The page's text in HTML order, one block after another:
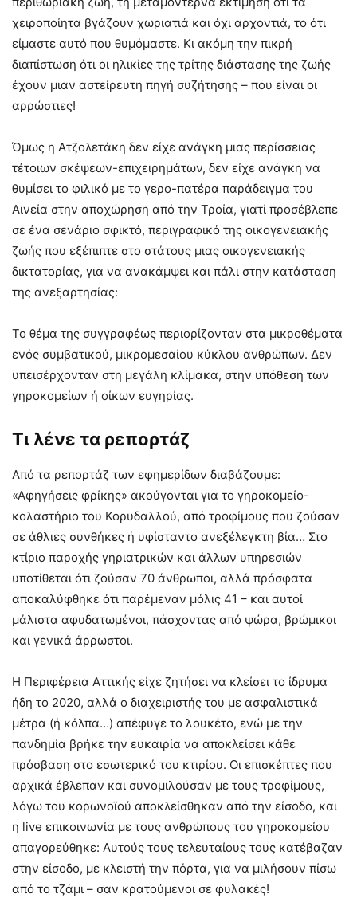
χειροποίητα βγάζουν χωριατιά και όχι αρχοντιά, το ότι
είμαστε αυτό που θυμόμαστε. Κι ακόμη την πικρή
διαπίστωση ότι οι ηλικίες της τρίτης διάστασης της ζωής
έχουν μιαν αστείρευτη πηγή συζήτησης – που είναι οι
αρρώστιες!
Όμως η Ατζολετάκη δεν είχε ανάγκη μιας περίσσειας
τέτοιων σκέψεων-επιχειρημάτων, δεν είχε ανάγκη να
θυμίσει το φιλικό με το γερο-πατέρα παράδειγμα του
Αινεία στην αποχώρηση από την Τροία, γιατί προσέβλεπε
σε ένα σενάριο σφικτό, περιγραφικό της οικογενειακής
ζωής που εξέπιπτε στο στάτους μιας οικογενειακής
δικτατορίας, για να ανακάμψει και πάλι στην κατάσταση
της ανεξαρτησίας:
Το θέμα της συγγραφέως περιορίζονταν στα μικροθέματα
ενός συμβατικού, μικρομεσαίου κύκλου ανθρώπων. Δεν
υπεισέρχονταν στη μεγάλη κλίμακα, στην υπόθεση των
γηροκομείων ή οίκων ευγηρίας.
Τι λένε τα ρεπορτάζ
Από τα ρεπορτάζ των εφημερίδων διαβάζουμε:
«Αφηγήσεις φρίκης» ακούγονται για το γηροκομείο-
κολαστήριο του Κορυδαλλού, από τροφίμους που ζούσαν
σε άθλιες συνθήκες ή υφίσταντο ανεξέλεγκτη βία… Στο
κτίριο παροχής γηριατρικών και άλλων υπηρεσιών
υποτίθεται ότι ζούσαν 70 άνθρωποι, αλλά πρόσφατα
αποκαλύφθηκε ότι παρέμεναν μόλις 41 – και αυτοί
μάλιστα αφυδατωμένοι, πάσχοντας από ψώρα, βρώμικοι
και γενικά άρρωστοι.
Η Περιφέρεια Αττικής είχε ζητήσει να κλείσει το ίδρυμα
ήδη το 2020, αλλά ο διαχειριστής του με ασφαλιστικά
μέτρα (ή κόλπα…) απέφυγε το λουκέτο, ενώ με την
πανδημία βρήκε την ευκαιρία να αποκλείσει κάθε
πρόσβαση στο εσωτερικό του κτιρίου. Οι επισκέπτες που
αρχικά έβλεπαν και συνομιλούσαν με τους τροφίμους,
λόγω του κορωνοϊού αποκλείσθηκαν από την είσοδο, και
η live επικοινωνία με τους ανθρώπους του γηροκομείου
απαγορεύθηκε: Αυτούς τους τελευταίους τους κατέβαζαν
στην είσοδο, με κλειστή την πόρτα, για να μιλήσουν πίσω
από το τζάμι – σαν κρατούμενοι σε φυλακές!